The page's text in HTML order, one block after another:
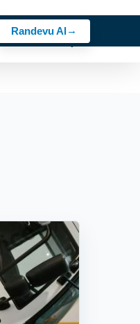
Randevu Al
Ürünler İletişim